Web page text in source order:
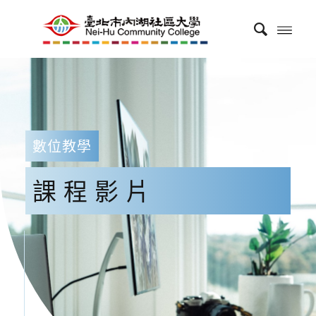
數位教學
課程影片